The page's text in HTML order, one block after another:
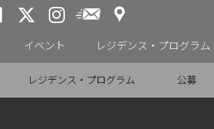
ーキョーアーツ
トーキョーアー
トーキョー
メールニュ
アクセス
イベント レジデンス・プログラム
レジデンス・プログラム 公募